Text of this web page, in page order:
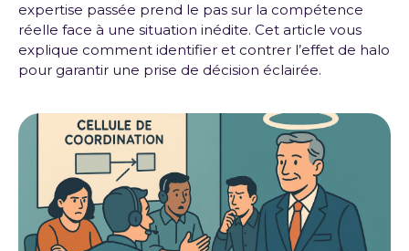
expertise passée prend le pas sur la compétence
réelle face à une situation inédite. Cet article vous
explique comment identifier et contrer l’effet de halo
pour garantir une prise de décision éclairée.